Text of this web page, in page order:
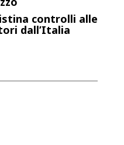
controlli alle
dall’Italia